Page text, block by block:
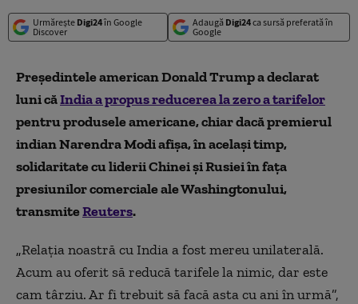
Urmărește Digi24în Google
Discover
Adaugă Digi24ca sursă preferată în
Google
Preşedintele american Donald Trump a declarat
luni căIndia a propus reducerea la zero a tarifelor
pentru produsele americane, chiar dacă premierul
indian Narendra Modi afişa, în acelaşi timp,
solidaritate cu liderii Chinei şi Rusiei în faţa
presiunilor comerciale ale Washingtonului,
transmiteReuters.
„Relaţia noastră cu India a fost mereu unilaterală.
Acum au oferit să reducă tarifele la nimic, dar este
cam târziu. Ar fi trebuit să facă asta cu ani în urmă”,